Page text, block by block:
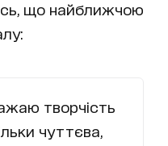
що найближчою
творчість
чуттєва,